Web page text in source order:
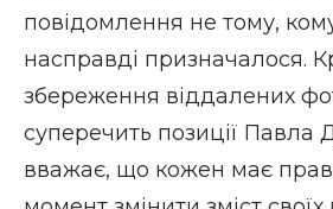
повідомлення не тому,
насправді призначалося.
збереження віддалених
суперечить позиції Павла
вважає, що кожен має